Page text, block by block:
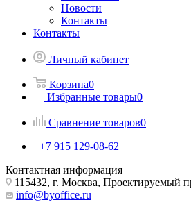
Новости
Контакты
Контакты
Личный кабинет
Корзина0
Избранные товары0
Сравнение товаров0
+7 915 129-08-62
Контактная информация
115432, г. Москва, Проектируемый
info@byoffice.ru